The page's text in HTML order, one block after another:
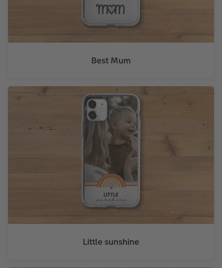
Best Mum
Little sunshine